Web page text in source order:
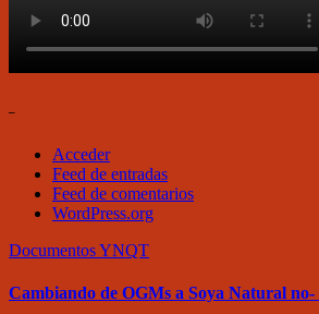
–
Acceder
Feed de entradas
Feed de comentarios
WordPress.org
DocumentosYNQT
Cambiando de OGMs a Soya Natural